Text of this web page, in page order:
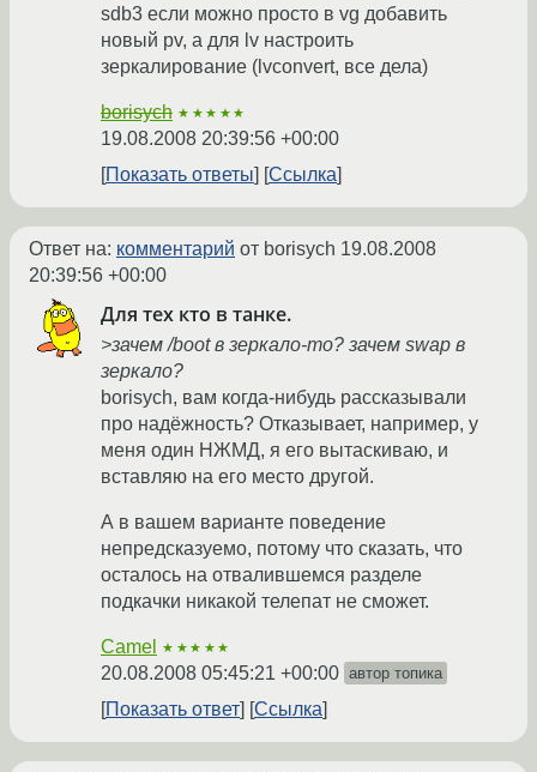
sdb3 если можно просто в vg добавить
новый pv, а для lv настроить
зеркалирование (lvconvert, все дела)
borisych ★★★★★
19.08.2008 20:39:56 +00:00
Показать ответы
Ссылка
Ответ на: комментарий от borisych 19.08.2008
20:39:56 +00:00
Для тех кто в танке.
>зачем /boot в зеркало-то? зачем swap в
зеркало?
borisych, вам когда-нибудь рассказывали
про надёжность? Отказывает, например, у
меня один НЖМД, я его вытаскиваю, и
вставляю на его место другой.
А в вашем варианте поведение
непредсказуемо, потому что сказать, что
осталось на отвалившемся разделе
подкачки никакой телепат не сможет.
Camel ★★★★★
20.08.2008 05:45:21 +00:00 автор топика
Показать ответ Ссылка